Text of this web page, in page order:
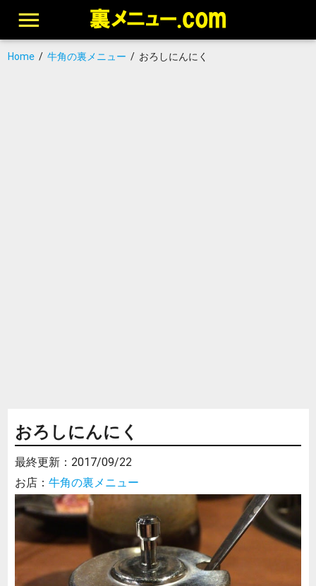
Home/ 牛角の裏メニュー / おろしにんにく
おろしにんにく
最終更新： 2017/09/22
お店： 牛角の裏メニュー